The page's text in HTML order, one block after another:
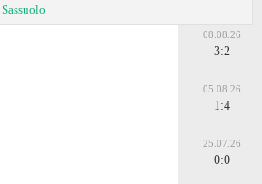
Sassuolo
08.08.26
3:2
05.08.26
1:4
25.07.26
0:0